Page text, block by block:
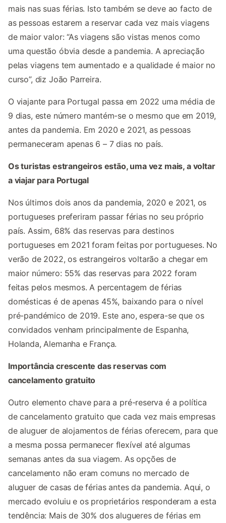
mais nas suas férias. Isto também se deve ao facto de
as pessoas estarem a reservar cada vez mais viagens
de maior valor: “As viagens são vistas menos como
uma questão óbvia desde a pandemia. A apreciação
pelas viagens tem aumentado e a qualidade é maior no
curso”, diz João Parreira.
O viajante para Portugal passa em 2022 uma média de
9 dias, este número mantém-se o mesmo que em 2019,
antes da pandemia. Em 2020 e 2021, as pessoas
permaneceram apenas 6 – 7 dias no país.
Os turistas estrangeiros estão, uma vez mais, a voltar
a viajar para Portugal
Nos últimos dois anos da pandemia, 2020 e 2021, os
portugueses preferiram passar férias no seu próprio
país. Assim, 68% das reservas para destinos
portugueses em 2021 foram feitas por portugueses. No
verão de 2022, os estrangeiros voltarão a chegar em
maior número: 55% das reservas para 2022 foram
feitas pelos mesmos. A percentagem de férias
domésticas é de apenas 45%, baixando para o nível
pré-pandémico de 2019. Este ano, espera-se que os
convidados venham principalmente de Espanha,
Holanda, Alemanha e França.
Importância crescente das reservas com
cancelamento gratuito
Outro elemento chave para a pré-reserva é a política
de cancelamento gratuito que cada vez mais empresas
de aluguer de alojamentos de férias oferecem, para que
a mesma possa permanecer flexível até algumas
semanas antes da sua viagem. As opções de
cancelamento não eram comuns no mercado de
aluguer de casas de férias antes da pandemia. Aqui, o
mercado evoluiu e os proprietários responderam a esta
tendência: Mais de 30% dos alugueres de férias em